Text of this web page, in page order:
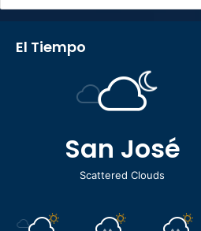
El Tiempo
San José
Scattered Clouds